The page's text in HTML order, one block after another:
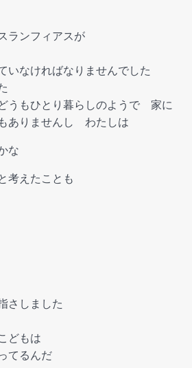
ランフィアスが
いなければなりませんでした
うもひとり暮らしのようで 家に
ありませんし わたしは
な
考えたことも
さしました
どもは
てるんだ